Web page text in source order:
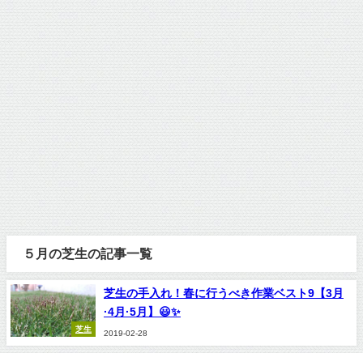
５月の芝生の記事一覧
芝生
芝生の手入れ！春に行うべき作業ベスト9【3月
·4月·5月】😃✨
2019-02-28